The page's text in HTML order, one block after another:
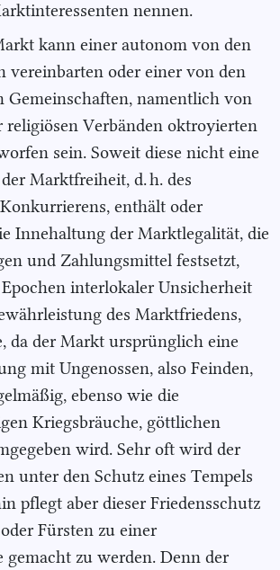
nennen.
kann einer autonom von den
vereinbarten oder einer von den
Gemeinschaften, namentlich von
religiösen Verbänden oktroyierten
sein. Soweit diese nicht eine
Marktfreiheit, d. h. des
enthält oder
Innehaltung der Marktlegalität, die
und Zahlungsmittel festsetzt,
interlokaler Unsicherheit
des Marktfriedens,
da der Markt ursprünglich eine
mit Ungenossen, also Feinden,
ebenso wie die
Kriegsbräuche, göttlichen
wird. Sehr oft wird der
unter den Schutz eines Tempels
pflegt aber dieser Friedensschutz
Fürsten zu einer
gemacht zu werden. Denn der